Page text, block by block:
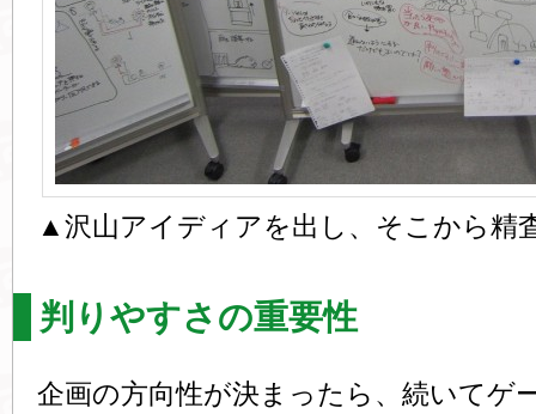
▲沢山アイディアを出し、そこから精
判りやすさの重要性
企画の方向性が決まったら、続いてゲ